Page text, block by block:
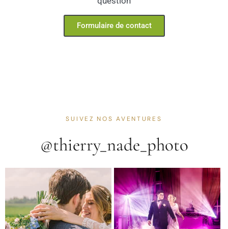
Formulaire de contact
SUIVEZ NOS AVENTURES
@thierry_nade_photo